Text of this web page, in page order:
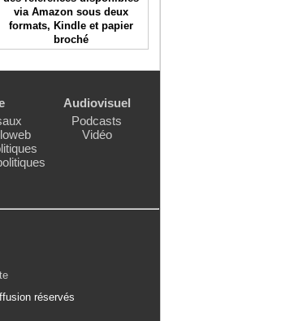
via Amazon sous deux
formats, Kindle et papier
broché
Audiovisuel
Podcasts
Vidéo
réservés